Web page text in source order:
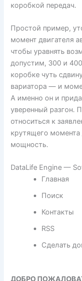
коробкой передач.
Простой пример,
момент двигателя
чтобы уравнять
допустим, 300 и
коробке чуть
вариатора — и
А именно он и
уверенный разгон.
относиться к
крутящего момента
мощность.
DataLife Engine —
Главная
Поиск
Контакты
RSS
Сделать
ДОБРО